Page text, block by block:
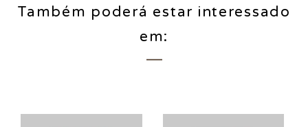
Também poderá estar interessado
em: